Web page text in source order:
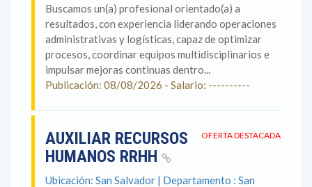
Buscamos un(a) profesional orientado(a) a
resultados, con experiencia liderando operaciones
administrativas y logísticas, capaz de optimizar
procesos, coordinar equipos multidisciplinarios e
impulsar mejoras continuas dentro...
Publicación: 08/08/2026 - Salario: ----------
OFERTA DESTACADA
AUXILIAR RECURSOS
HUMANOS RRHH
Ubicación: San Salvador | Departamento : San